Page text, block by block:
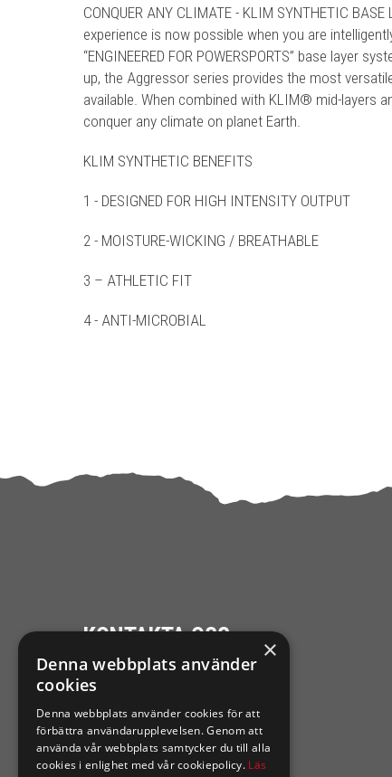
CONQUER ANY CLIMATE - KLIM SYNTHETIC
experience is now possible when you are
“ENGINEERED FOR POWERSPORTS” base layer
up, the Aggressor series provides the most
available. When combined with KLIM® mid-layers
conquer any climate on planet Earth.
KLIM SYNTHETIC BENEFITS
1 - DESIGNED FOR HIGH INTENSITY OUTPUT
2 - MOISTURE-WICKING / BREATHABLE
3 – ATHLETIC FIT
4 - ANTI-MICROBIAL
KONTAKTA OSS
Ångra mitt köp
0921-102 09
support@sixtennilssons.com
×
Denna webbplats använder
cookies
Denna webbplats använder cookies för att
förbättra användarupplevelsen. Genom att
använda vår webbplats samtycker du till alla
cookies i enlighet med vår cookiepolicy. Läs